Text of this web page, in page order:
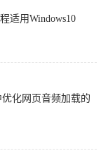
适用Windows10
化网页音频加载的